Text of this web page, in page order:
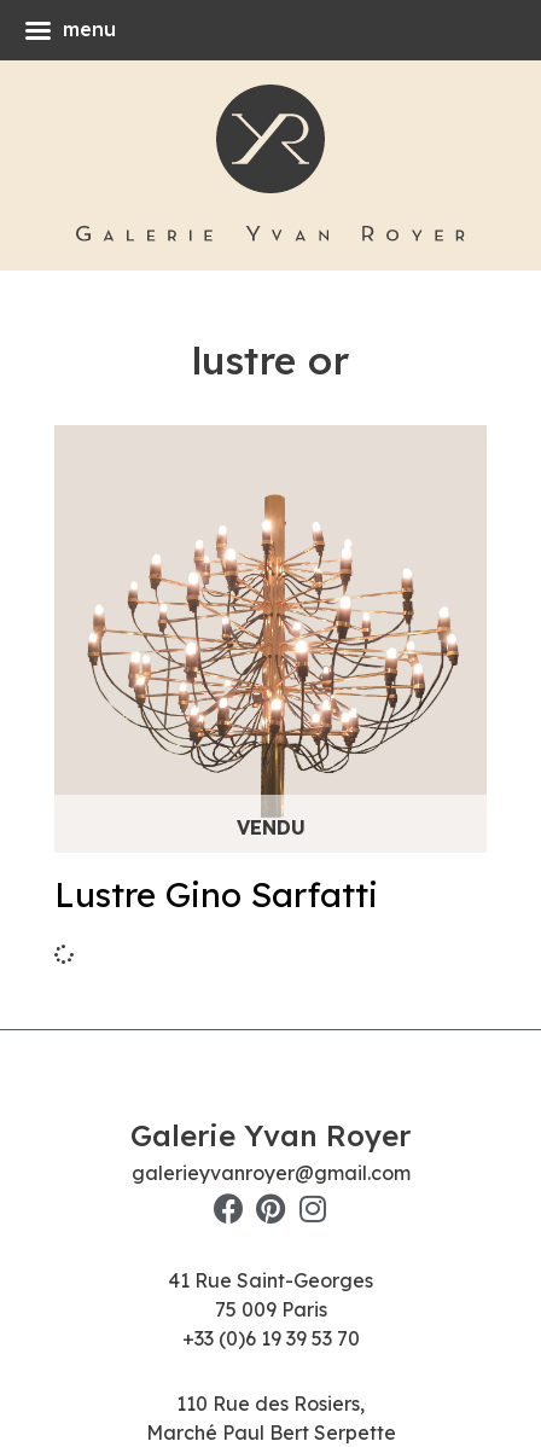
lustre or
Lustre Gino Sarfatti
Galerie Yvan Royer
galerieyvanroyer@gmail.com
41 Rue Saint-Georges
75 009 Paris
+33 (0)6 19 39 53 70
110 Rue des Rosiers,
Marché Paul Bert Serpette
menu